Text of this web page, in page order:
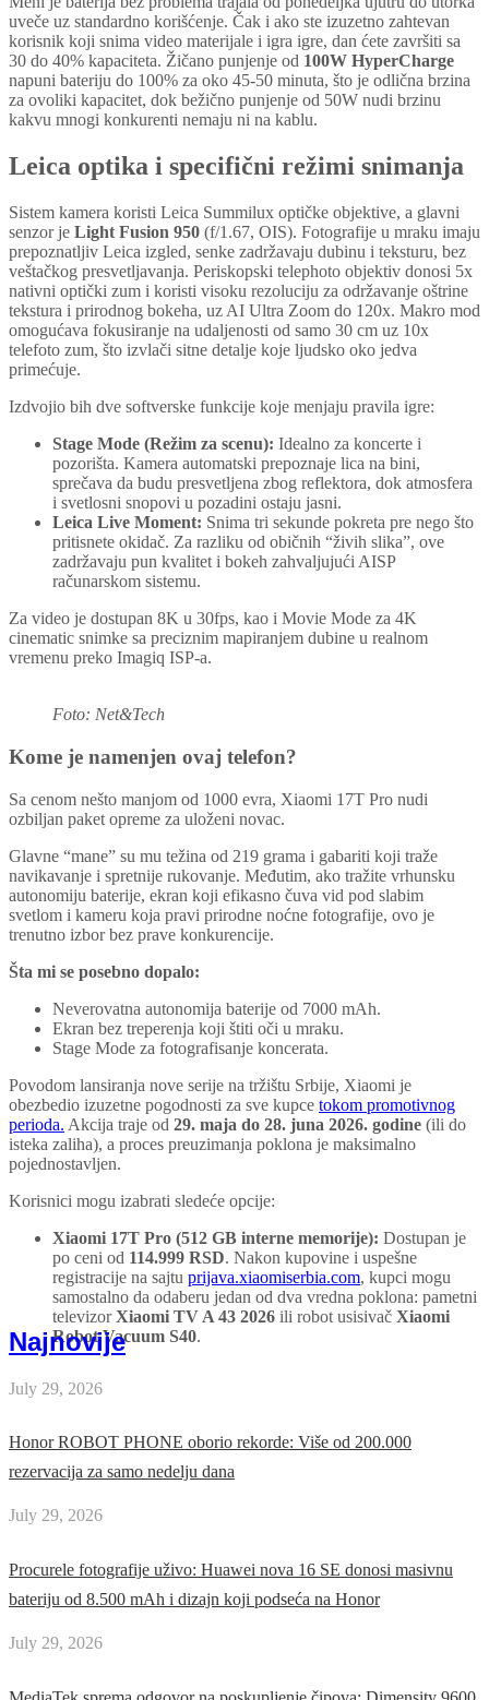
uveče uz standardno korišćenje. Čak i ako ste izuzetno zahtevan
korisnik koji snima video materijale i igra igre, dan ćete završiti sa
30 do 40% kapaciteta. Žičano punjenje od 100W HyperCharge
napuni bateriju do 100% za oko 45-50 minuta, što je odlična brzina
za ovoliki kapacitet, dok bežično punjenje od 50W nudi brzinu
kakvu mnogi konkurenti nemaju ni na kablu.
Leica optika i specifični režimi snimanja
Sistem kamera koristi Leica Summilux optičke objektive, a glavni
senzor je Light Fusion 950 (f/1.67, OIS). Fotografije u mraku imaju
prepoznatljiv Leica izgled, senke zadržavaju dubinu i teksturu, bez
veštačkog presvetljavanja. Periskopski telephoto objektiv donosi 5x
nativni optički zum i koristi visoku rezoluciju za održavanje oštrine
tekstura i prirodnog bokeha, uz AI Ultra Zoom do 120x. Makro mod
omogućava fokusiranje na udaljenosti od samo 30 cm uz 10x
telefoto zum, što izvlači sitne detalje koje ljudsko oko jedva
primećuje.
Izdvojio bih dve softverske funkcije koje menjaju pravila igre:
Stage Mode (Režim za scenu): Idealno za koncerte i
pozorišta. Kamera automatski prepoznaje lica na bini,
sprečava da budu presvetljena zbog reflektora, dok atmosfera
i svetlosni snopovi u pozadini ostaju jasni.
Leica Live Moment: Snima tri sekunde pokreta pre nego što
pritisnete okidač. Za razliku od običnih “živih slika”, ove
zadržavaju pun kvalitet i bokeh zahvaljujući AISP
računarskom sistemu.
Za video je dostupan 8K u 30fps, kao i Movie Mode za 4K
cinematic snimke sa preciznim mapiranjem dubine u realnom
vremenu preko Imagiq ISP-a.
Foto: Net&Tech
Kome je namenjen ovaj telefon?
Sa cenom nešto manjom od 1000 evra, Xiaomi 17T Pro nudi
ozbiljan paket opreme za uloženi novac.
Glavne “mane” su mu težina od 219 grama i gabariti koji traže
navikavanje i spretnije rukovanje. Međutim, ako tražite vrhunsku
autonomiju baterije, ekran koji efikasno čuva vid pod slabim
svetlom i kameru koja pravi prirodne noćne fotografije, ovo je
trenutno izbor bez prave konkurencije.
Šta mi se posebno dopalo:
Neverovatna autonomija baterije od 7000 mAh.
Ekran bez treperenja koji štiti oči u mraku.
Stage Mode za fotografisanje koncerata.
Povodom lansiranja nove serije na tržištu Srbije, Xiaomi je
obezbedio izuzetne pogodnosti za sve kupce tokom promotivnog
perioda. Akcija traje od 29. maja do 28. juna 2026. godine (ili do
isteka zaliha), a proces preuzimanja poklona je maksimalno
pojednostavljen.
Korisnici mogu izabrati sledeće opcije:
Xiaomi 17T Pro (512 GB interne memorije): Dostupan je
po ceni od 114.999 RSD. Nakon kupovine i uspešne
registracije na sajtu prijava.xiaomiserbia.com, kupci mogu
samostalno da odaberu jedan od dva vredna poklona: pametni
televizorXiaomi TV A 43 2026 ili robot usisivač Xiaomi
Robot Vacuum S40.
Najnovije
July 29, 2026
Honor ROBOT PHONE oborio rekorde: Više od 200.000
rezervacija za samo nedelju dana
July 29, 2026
Procurele fotografije uživo: Huawei nova 16 SE donosi masivnu
bateriju od 8.500 mAh i dizajn koji podseća na Honor
July 29, 2026